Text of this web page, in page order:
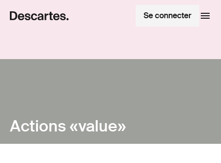
Se connecter
Actions «value»